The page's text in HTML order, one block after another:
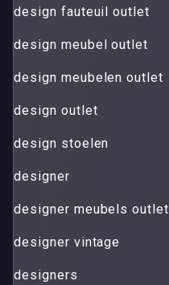
design fauteuil outlet
design meubel outlet
design meubelen outlet
design outlet
design stoelen
designer
designer meubels outlet
designer vintage
designers